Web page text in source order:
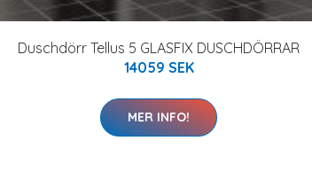
Duschdörr Tellus 5 GLASFIX DUSCHDÖRRAR
14059 SEK
MER INFO!